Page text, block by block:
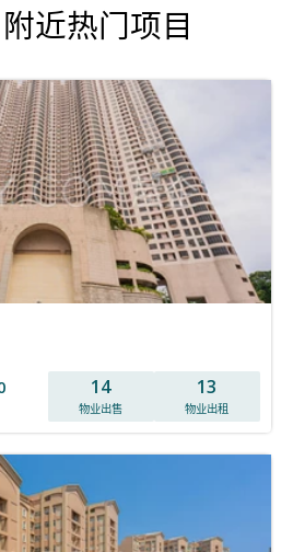
近热门项目
14
物业出售
13
物业出租